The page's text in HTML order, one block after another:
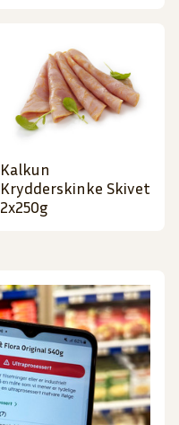
Kalkun
Krydderskinke Skivet
2x250g